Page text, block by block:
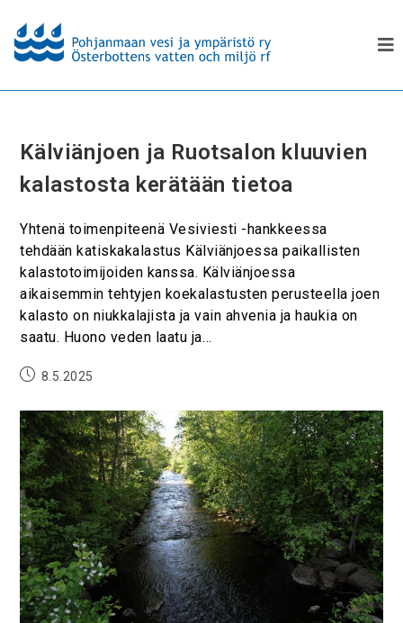
Kälviänjoen ja Ruotsalon kluuvien
kalastosta kerätään tietoa
Yhtenä toimenpiteenä Vesiviesti -hankkeessa
tehdään katiskakalastus Kälviänjoessa paikallisten
kalastotoimijoiden kanssa. Kälviänjoessa
aikaisemmin tehtyjen koekalastusten perusteella joen
kalasto on niukkalajista ja vain ahvenia ja haukia on
saatu. Huono veden laatu ja…
8.5.2025